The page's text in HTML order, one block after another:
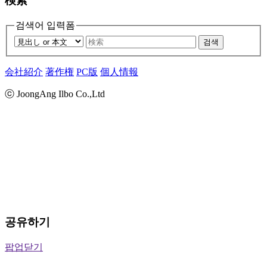
검색어 입력폼
검색
会社紹介 著作権 PC版 個人情報
ⓒ JoongAng Ilbo Co.,Ltd
공유하기
팝업닫기